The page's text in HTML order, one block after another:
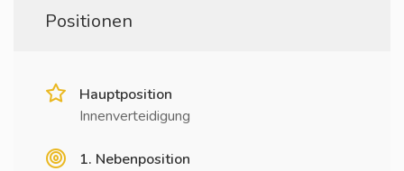
Positionen
Hauptposition
Innenverteidigung
1. Nebenposition